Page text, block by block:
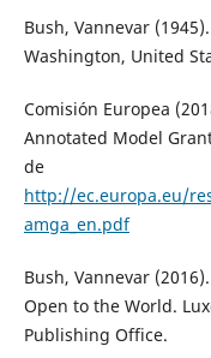
Bush, Vannevar
Washington, United
Comisión Europea
Annotated Model
de
http://ec.europa.eu/
amga_en.pdf
Bush, Vannevar
Open to the World.
Publishing Office.